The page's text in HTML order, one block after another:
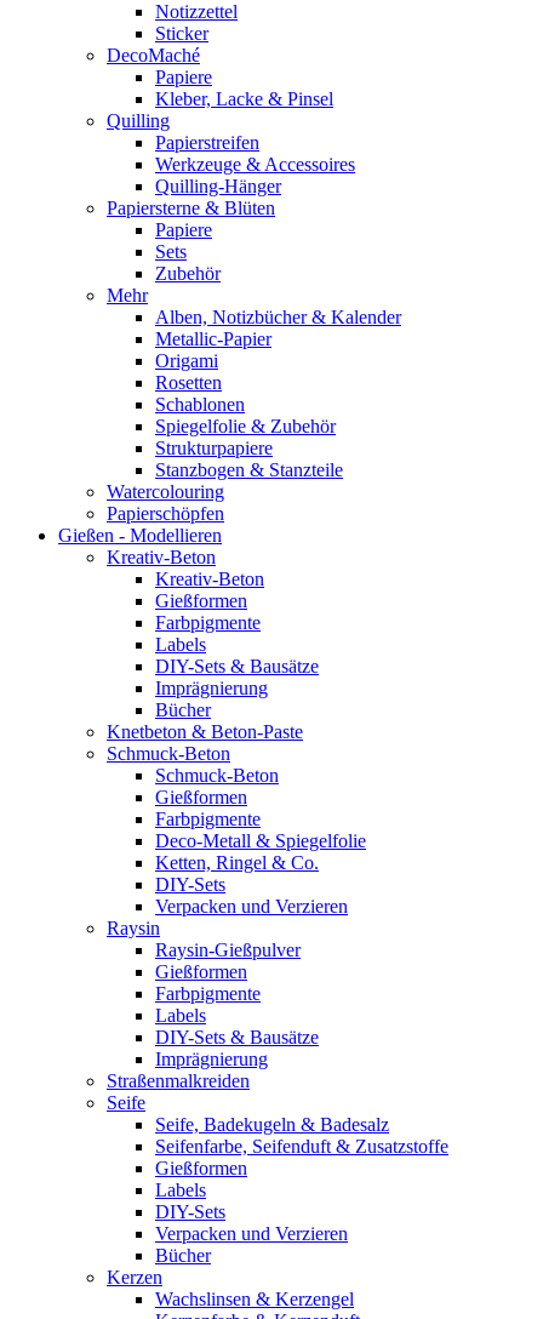
Notizzettel
Sticker
DecoMaché
Papiere
Kleber, Lacke & Pinsel
Quilling
Papierstreifen
Werkzeuge & Accessoires
Quilling-Hänger
Papiersterne & Blüten
Papiere
Sets
Zubehör
Mehr
Alben, Notizbücher & Kalender
Metallic-Papier
Origami
Rosetten
Schablonen
Spiegelfolie & Zubehör
Strukturpapiere
Stanzbogen & Stanzteile
Watercolouring
Papierschöpfen
Gießen - Modellieren
Kreativ-Beton
Kreativ-Beton
Gießformen
Farbpigmente
Labels
DIY-Sets & Bausätze
Imprägnierung
Bücher
Knetbeton & Beton-Paste
Schmuck-Beton
Schmuck-Beton
Gießformen
Farbpigmente
Deco-Metall & Spiegelfolie
Ketten, Ringel & Co.
DIY-Sets
Verpacken und Verzieren
Raysin
Raysin-Gießpulver
Gießformen
Farbpigmente
Labels
DIY-Sets & Bausätze
Imprägnierung
Straßenmalkreiden
Seife
Seife, Badekugeln & Badesalz
Seifenfarbe, Seifenduft & Zusatzstoffe
Gießformen
Labels
DIY-Sets
Verpacken und Verzieren
Bücher
Kerzen
Wachslinsen & Kerzengel